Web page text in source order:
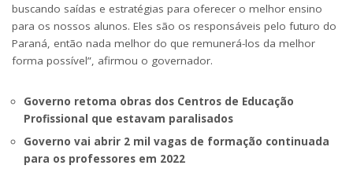
buscando saídas e estratégias para oferecer o melhor ensino
para os nossos alunos. Eles são os responsáveis pelo futuro do
Paraná, então nada melhor do que remunerá-los da melhor
forma possível”, afirmou o governador.
Governo retoma obras dos Centros de Educação
Profissional que estavam paralisados
Governo vai abrir 2 mil vagas de formação continuada
para os professores em 2022